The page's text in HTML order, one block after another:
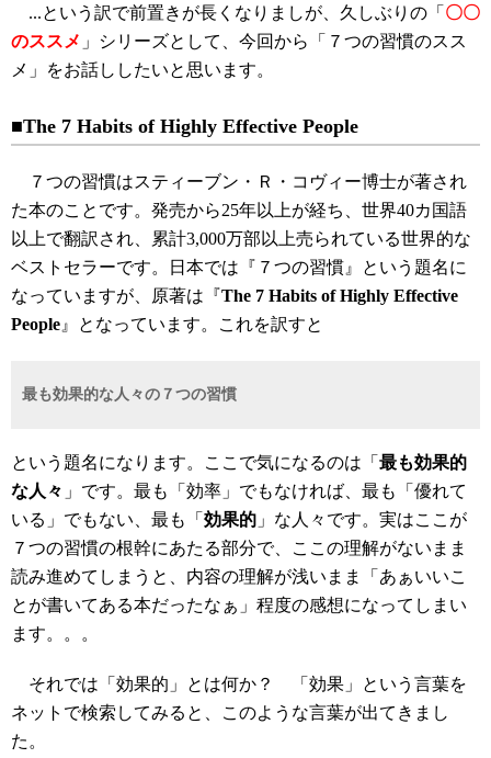
...という訳で前置きが長くなりましが、久しぶりの「 〇〇
のススメ 」シリーズとして、今回から「７つの習慣のスス
メ」をお話ししたいと思います。
■The 7 Habits of Highly Effective People
７つの習慣はスティーブン・Ｒ・コヴィー博士が著され
た本のことです。発売から25年以上が経ち、世界40カ国語
以上で翻訳され、累計3,000万部以上売られている世界的な
ベストセラーです。日本では『７つの習慣』という題名に
なっていますが、原著は『The 7 Habits of Highly Effective
People 』となっています。これを訳すと
最も効果的な人々の７つの習慣
という題名になります。ここで気になるのは「 最も効果的
な人々 」です。最も「効率」でもなければ、最も「優れて
いる」でもない、最も「 効果的 」な人々です。実はここが
７つの習慣の根幹にあたる部分で、ここの理解がないまま
読み進めてしまうと、内容の理解が浅いまま「あぁいいこ
とが書いてある本だったなぁ」程度の感想になってしまい
ます。。。
それでは「効果的」とは何か？ 「効果」という言葉を
ネットで検索してみると、このような言葉が出てきまし
た。